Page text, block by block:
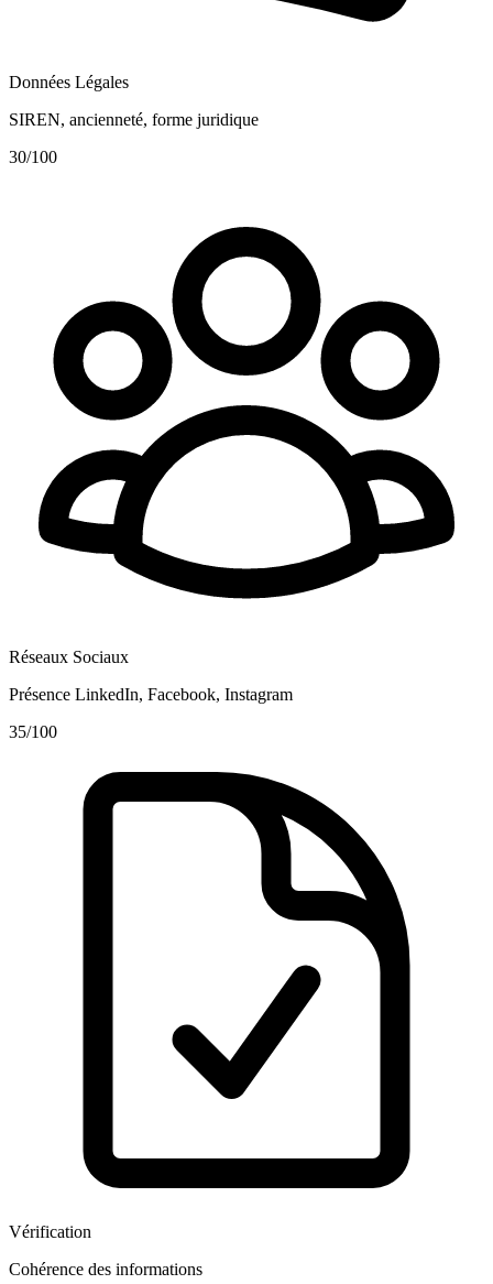
Données Légales
SIREN, ancienneté, forme juridique
30/100
Réseaux Sociaux
Présence LinkedIn, Facebook, Instagram
35/100
Vérification
Cohérence des informations